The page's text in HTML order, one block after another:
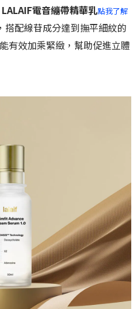
LALAIF電音繃帶精華乳點我了解
搭配線苷成分達到撫平細紋的
有效加乘緊緻，幫助促進立體